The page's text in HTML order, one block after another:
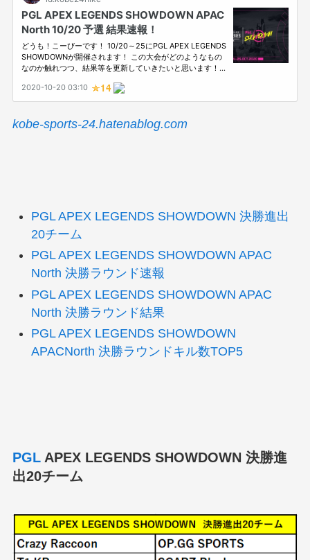
kobe-sports-24.hatenablog.com
PGL APEX LEGENDS SHOWDOWN 決勝進出
20チーム
PGL APEX LEGENDS SHOWDOWN APAC
North 決勝ラウンド速報
PGL APEX LEGENDS SHOWDOWN APAC
North 決勝ラウンド結果
PGL APEX LEGENDS SHOWDOWN
APACNorth 決勝ラウンドキル数TOP5
PGLAPEX LEGENDS SHOWDOWN 決勝進
出20チーム